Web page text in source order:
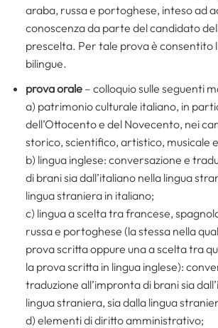
araba, russa e portoghese, inteso ad
conoscenza da parte del candidato
prescelta. Per tale prova è consentito
bilingue.
prova orale– colloquio sulle seguenti
a) patrimonio culturale italiano, in
dell’Ottocento e del Novecento, nei
storico, scientifico, artistico, musicale
b) lingua inglese: conversazione e
di brani sia dall’italiano nella lingua
lingua straniera in italiano;
c) lingua a scelta tra francese,
russa e portoghese (la stessa nella
prova scritta oppure una a scelta tra
la prova scritta in lingua inglese):
traduzione all’impronta di brani sia
lingua straniera, sia dalla lingua
d) elementi di diritto amministrativo;